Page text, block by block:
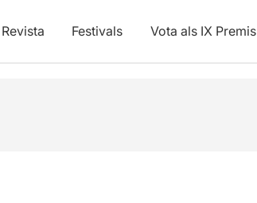
Revista Festivals Vota als IX Premis